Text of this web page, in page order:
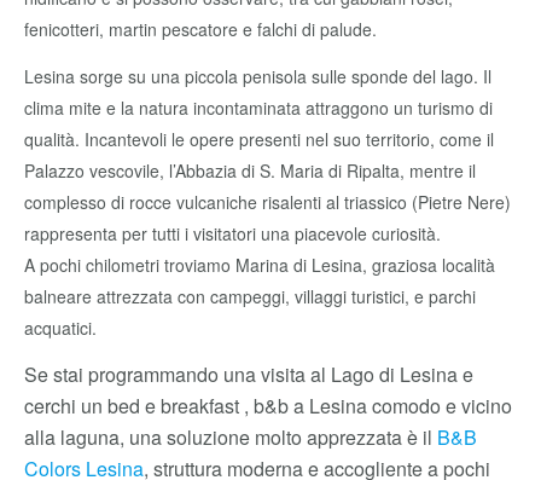
fenicotteri, martin pescatore e falchi di palude.
Lesina sorge su una piccola penisola sulle sponde del lago. Il
clima mite e la natura incontaminata attraggono un turismo di
qualità. Incantevoli le opere presenti nel suo territorio, come il
Palazzo vescovile, l’Abbazia di S. Maria di Ripalta, mentre il
complesso di rocce vulcaniche risalenti al triassico (Pietre Nere)
rappresenta per tutti i visitatori una piacevole curiosità.
A pochi chilometri troviamo Marina di Lesina, graziosa località
balneare attrezzata con campeggi, villaggi turistici, e parchi
acquatici.
Se stai programmando una visita al Lago di Lesina e
cerchi un bed e breakfast , b&b a Lesina comodo e vicino
alla laguna, una soluzione molto apprezzata è il B&B
Colors Lesina, struttura moderna e accogliente a pochi